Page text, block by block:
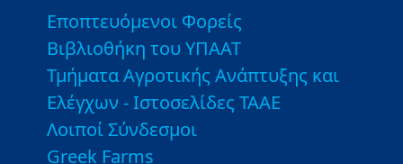
Εποπτευόμενοι Φορείς
Βιβλιοθήκη του ΥΠΑΑΤ
Τμήματα Αγροτικής Ανάπτυξης και
Ελέγχων - Ιστοσελίδες ΤΑΑΕ
Λοιποί Σύνδεσμοι
Greek Farms